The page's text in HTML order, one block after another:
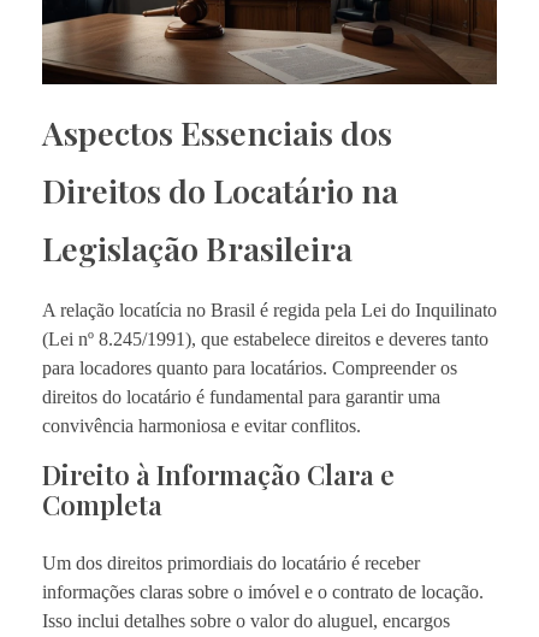
Aspectos Essenciais dos
Direitos do Locatário na
Legislação Brasileira
A relação locatícia no Brasil é regida pela Lei do Inquilinato
(Lei nº 8.245/1991), que estabelece direitos e deveres tanto
para locadores quanto para locatários. Compreender os
direitos do locatário é fundamental para garantir uma
convivência harmoniosa e evitar conflitos.
Direito à Informação Clara e
Completa
Um dos direitos primordiais do locatário é receber
informações claras sobre o imóvel e o contrato de locação.
Isso inclui detalhes sobre o valor do aluguel, encargos